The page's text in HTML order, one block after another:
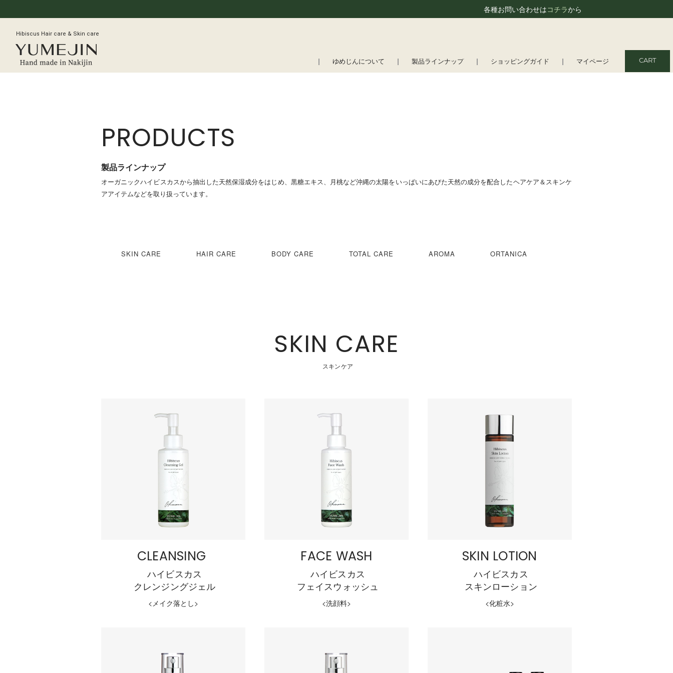
各種お問い合わせはコチラから
Hibiscus Hair care & Skin care
ゆめじんについて 製品ラインナップ ショッピングガイド マイページ CART
PRODUCTS
製品ラインナップ
オーガニックハイビスカスから抽出した天然保湿成分をはじめ、黒糖エキス、月桃など沖縄の太陽をいっぱいにあびた天然の成分を配合したヘアケア＆スキンケ
アアイテムなどを取り扱っています。
SKIN CARE HAIR CARE BODY CARE TOTAL CARE AROMA ORTANICA
SKIN CARE
スキンケア
CLEANSING
ハイビスカス
クレンジングジェル
<メイク落とし>
FACE WASH
ハイビスカス
フェイスウォッシュ
<洗顔料>
SKIN LOTION
ハイビスカス
スキンローション
<化粧水>